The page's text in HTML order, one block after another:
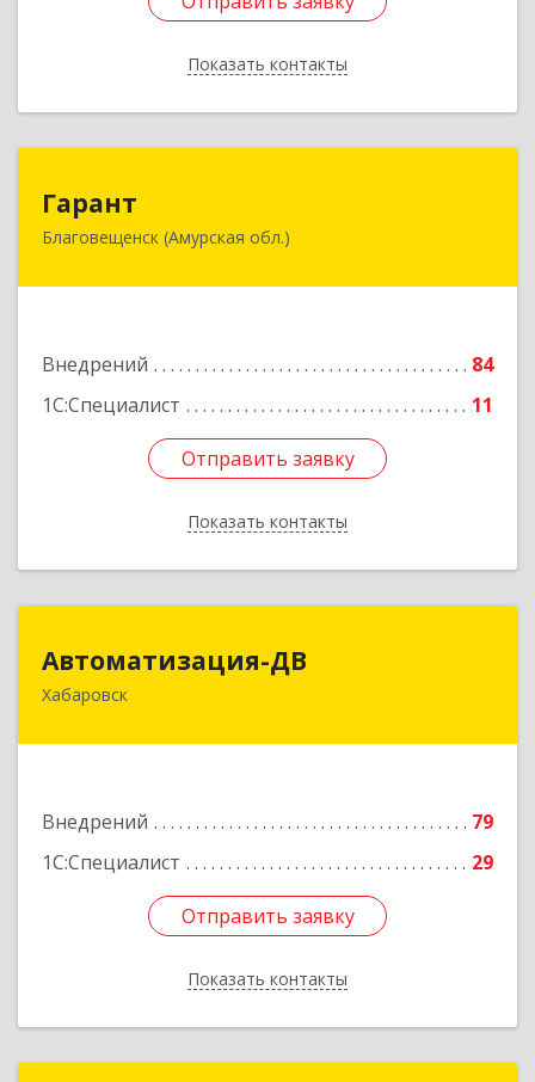
Показать контакты
Назад
Гарант
Благовещенск (Амурская обл.)
Внедрений
84
1С:Специалист
11
Отправить заявку
Показать контакты
675000, Амурская обл, Благовещенск г, Ленина
Отправить заявку
Назад
Автоматизация-ДВ
Хабаровск
Внедрений
79
1С:Специалист
29
Отправить заявку
Показать контакты
680013, Хабаровский край, Хабаровск г,
Отправить заявку
Назад